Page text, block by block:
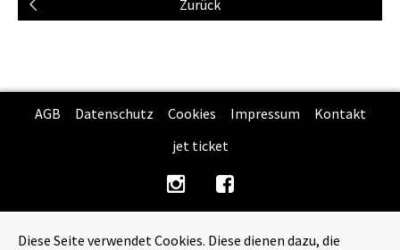
Diese Seite verwendet Cookies. Diese dienen dazu, die
AGB Datenschutz Cookies Impressum
Kontakt
jet ticket